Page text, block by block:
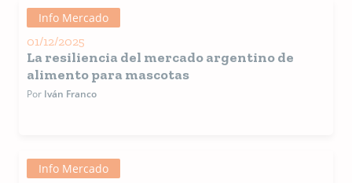
Info Mercado
01/12/2025
La resiliencia del mercado argentino de
alimento para mascotas
Por Iván Franco
Info Mercado